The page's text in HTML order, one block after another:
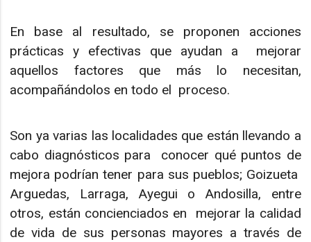
En base al resultado, se proponen acciones
prácticas y efectivas que ayudan a mejorar
aquellos factores que más lo necesitan,
acompañándolos en todo el proceso.
Son ya varias las localidades que están llevando a
cabo diagnósticos para conocer qué puntos de
mejora podrían tener para sus pueblos; Goizueta
Arguedas, Larraga, Ayegui o Andosilla, entre
otros, están concienciados en mejorar la calidad
de vida de sus personas mayores a través de